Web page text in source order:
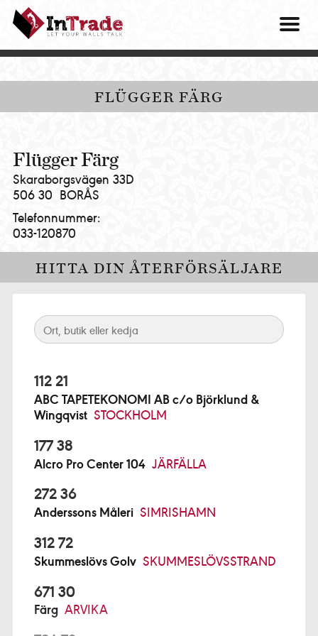
Intrade
ITG
AB
|
your
talk
FLÜGGER FÄRG
Flügger Färg
Skaraborgsvägen 33D
506 30 BORÅS
Telefonnummer:
033-120870
HITTA DIN ÅTERFÖRSÄLJARE
112 21
ABC TAPETEKONOMI AB c/o Björklund &
Wingqvist STOCKHOLM
177 38
Alcro Pro Center 104 JÄRFÄLLA
272 36
Anderssons Måleri SIMRISHAMN
312 72
Skummeslövs Golv SKUMMESLÖVSSTRAND
671 30
Färg ARVIKA
OM
VÅRA
HITTA